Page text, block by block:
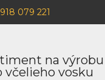
na výrobu
včelieho vosku
079 221